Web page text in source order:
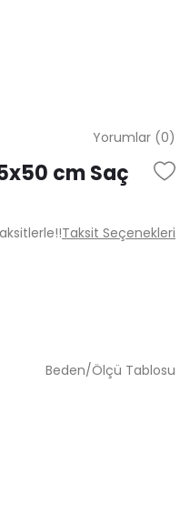
Yorumlar (0)
cm Saç
Taksit Seçenekleri
Beden/Ölçü Tablosu